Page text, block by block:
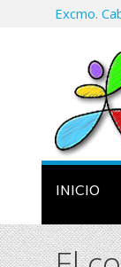
Excmo.
INICIO